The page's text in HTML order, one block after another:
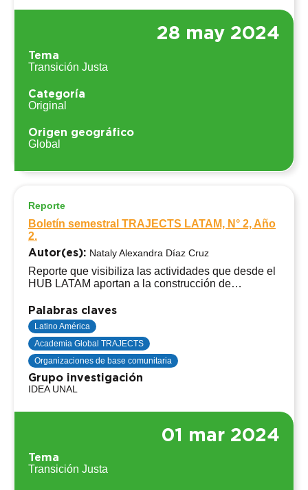
28 may 2024
Tema
Transición Justa
Categoría
Original
Origen geográfico
Global
Reporte
Boletín semestral TRAJECTS LATAM, N° 2, Año
2.
Autor(es): Nataly Alexandra Díaz Cruz
Reporte que visibiliza las actividades que desde el
HUB LATAM aportan a la construcción de
las transiciones justas hacia la sustentabilidad.
Palabras claves
Latino América
Academia Global TRAJECTS
Organizaciones de base comunitaria
Grupo investigación
IDEA UNAL
01 mar 2024
Tema
Transición Justa